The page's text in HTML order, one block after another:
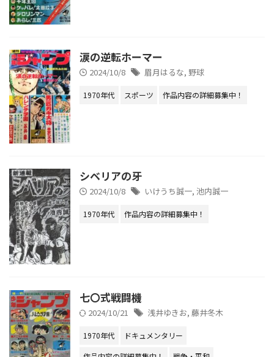
涙の逆転ホーマー
2024/10/8 眉月はるな, 野球
1970年代 スポーツ 作品内容の詳細募集中！
シベリアの牙
2024/10/8 いけうち誠一, 池内誠一
1970年代 作品内容の詳細募集中！
七〇式戦闘機
2024/10/21 浅井ゆきお, 藤井冬木
1970年代
ドキュメンタリー